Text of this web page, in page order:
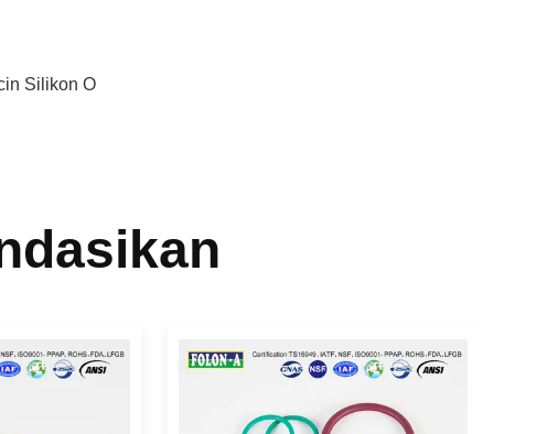
Silikon O